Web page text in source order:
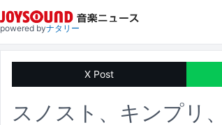
powered byナタリー
X Post
スノスト、キンプリ